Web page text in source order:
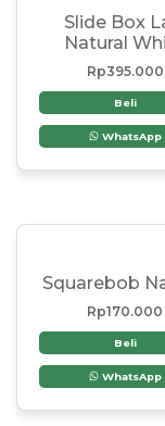
Slide Box
Natural
Rp395.000
Beli
WhatsApp
Squarebob
Rp170.000
Beli
WhatsApp